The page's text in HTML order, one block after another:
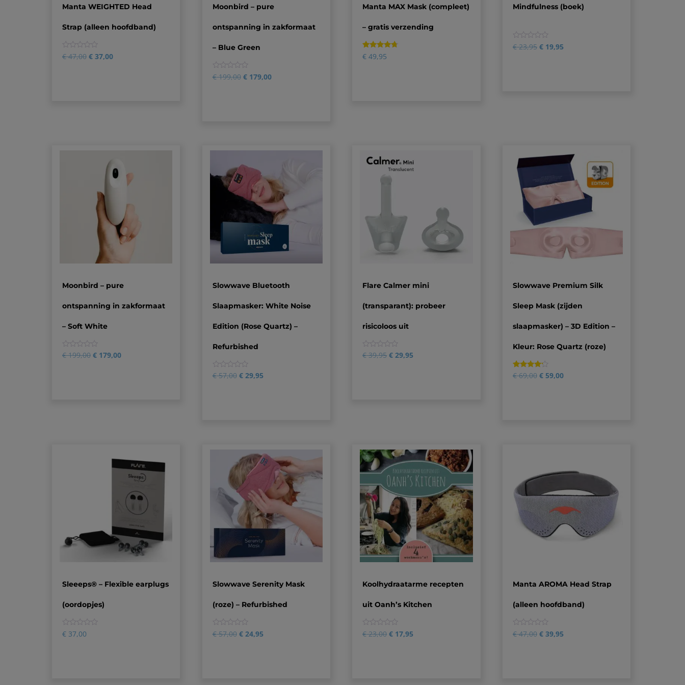
Manta WEIGHTED Head
Strap (alleen hoofdband)
0
€47,00 € 37,00
Moonbird – pure
ontspanning in zakformaat
– Blue Green
0
€199,00 €179,00
Manta MAX Mask (compleet)
– gratis verzending
Gewaardeerd
4.50
2
€ 49,95
Mindfulness (boek)
0
€23,95 € 19,95
Moonbird – pure
ontspanning in zakformaat
– Soft White
0
€199,00 € 179,00
Slowwave Bluetooth
Slaapmasker: White Noise
Edition (Rose Quartz) –
Refurbished
0
€57,00 €29,95
Flare Calmer mini
(transparant): probeer
risicoloos uit
0
€39,95 € 29,95
Slowwave Premium Silk
Sleep Mask (zijden
slaapmasker) – 3D Edition –
Kleur: Rose Quartz (roze)
Gewaardeerd
4.00
2
€69,00 € 59,00
Sleeeps® – Flexible earplugs
(oordopjes)
0
€ 37,00
Slowwave Serenity Mask
(roze) – Refurbished
0
€57,00 €24,95
Koolhydraatarme recepten
uit Oanh’s Kitchen
0
€23,00 € 17,95
Manta AROMA Head Strap
(alleen hoofdband)
0
€47,00 € 39,95